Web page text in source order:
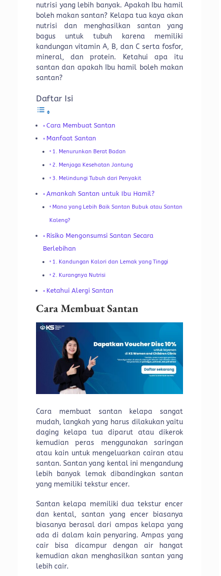
nutrisi yang lebih banyak. Apakah Ibu hamil
boleh makan santan? Kelapa tua kaya akan
nutrisi dan menghasilkan santan yang
bagus untuk tubuh karena memiliki
kandungan vitamin A, B, dan C serta fosfor,
mineral, dan protein. Ketahui apa itu
santan dan apakah Ibu hamil boleh makan
santan?
Daftar Isi
Cara Membuat Santan
Manfaat Santan
1. Menurunkan Berat Badan
2. Menjaga Kesehatan Jantung
3. Melindungi Tubuh dari Penyakit
Amankah Santan untuk Ibu Hamil?
Mana yang Lebih Baik Santan Bubuk atau Santan
Kaleng?
Risiko Mengonsumsi Santan Secara
Berlebihan
1. Kandungan Kalori dan Lemak yang Tinggi
2. Kurangnya Nutrisi
Ketahui Alergi Santan
Cara Membuat Santan
Cara membuat santan kelapa sangat
mudah, langkah yang harus dilakukan yaitu
daging kelapa tua diparut atau dikerok
kemudian peras menggunakan saringan
atau kain untuk mengeluarkan cairan atau
santan. Santan yang kental ini mengandung
lebih banyak lemak dibandingkan santan
yang memiliki tekstur encer.
Santan kelapa memiliki dua tekstur encer
dan kental, santan yang encer biasanya
biasanya berasal dari ampas kelapa yang
ada di dalam kain penyaring. Ampas yang
cair bisa dicampur dengan air hangat
kemudian akan menghasilkan santan yang
lebih cair.